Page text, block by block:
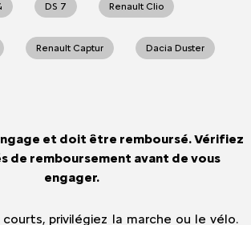
DS 7 Renault Clio
Renault Captur Dacia Duster
et doit être remboursé. Vérifiez
de remboursement avant de vous
engager.
privilégiez la marche ou le vélo.